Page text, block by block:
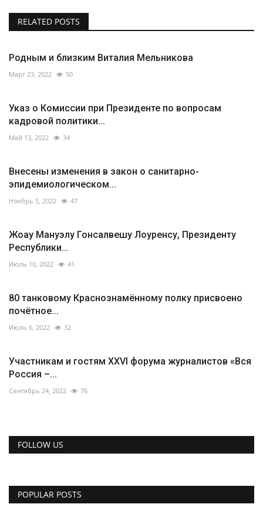
RELATED POSTS
Родным и близким Виталия Мельникова
Март 23, 2022 50
Указ о Комиссии при Президенте по вопросам
кадровой политики...
Май 13, 2022 34
Внесены изменения в закон о санитарно-
эпидемиологическом...
Ноябрь 5, 2022 47
Жоау Мануэлу Гонсалвешу Лоуренсу, Президенту
Республики...
Июль 10, 2022 41
80 танковому Краснознамённому полку присвоено
почётное...
Июль 6, 2022 32
Участникам и гостям XXVI форума журналистов «Вся
Россия –...
Сентябрь 24, 2022 76
FOLLOW US
POPULAR POSTS